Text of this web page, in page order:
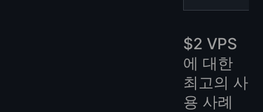
$2 VPS
에 대한
최고의 사
용 사례